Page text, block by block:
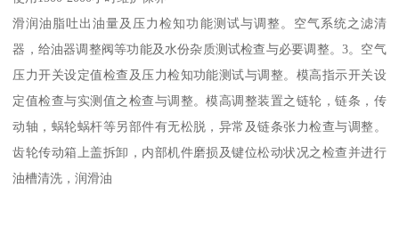
滑润油脂吐出油量及压力检知功能测试与调整。空气系统之滤清
器，给油器调整阀等功能及水份杂质测试检查与必要调整。3。空气
压力开关设定值检查及压力检知功能测试与调整。模高指示开关设
定值检查与实测值之检查与调整。模高调整装置之链轮，链条，传
动轴，蜗轮蜗杆等另部件有无松脱，异常及链条张力检查与调整。
齿轮传动箱上盖拆卸，内部机件磨损及键位松动状况之检查并进行
油槽清洗，润滑油